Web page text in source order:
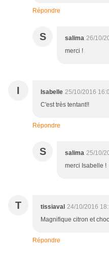
Répondre
S salima 26/10/
merci !
I Isabelle 25/10/2016
C'est très tentant!!
Répondre
S salima 25/10/
merci Isabelle !
T tissiaval 24/10/2016
Magnifique citron et
Répondre